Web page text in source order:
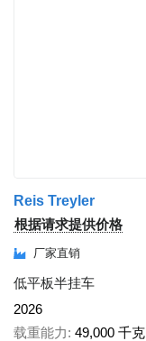
Reis Treyler
根据请求提供价格
厂家直销
低平板半挂车
2026
载重能力 49,000 千克